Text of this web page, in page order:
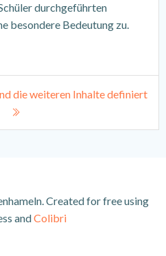
durchgeführten
besondere Bedeutung zu.
die weiteren Inhalte definiert
Created for free using
andColibri